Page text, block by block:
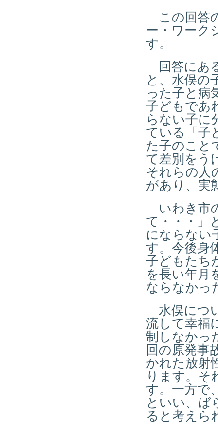
この回答
ー・ワーク
す。
回答にあ
と、水俣の
った子と病
子どもであ
らない子に
ている「子
た子のこと
て差別をう
それらの人
があり、実
いわき市
て・・・」
にならない
す。今後身
子どもたち
を長い年月
ならなかっ
水俣につ
流して幸福
制しなかっ
回の原発事
かれた放射
ります。そ
す。一方で
といい、ば
ると考えら